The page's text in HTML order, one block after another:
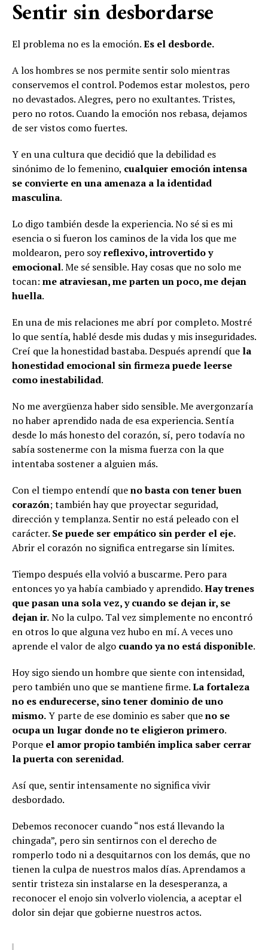
Sentir sin desbordarse
El problema no es la emoción.Es el desborde.
A los hombres se nos permite sentir solo mientras
conservemos el control. Podemos estar molestos, pero
no devastados. Alegres, pero no exultantes. Tristes,
pero no rotos. Cuando la emoción nos rebasa, dejamos
de ser vistos como fuertes.
Y en una cultura que decidió que la debilidad es
sinónimo de lo femenino, cualquier emoción intensa
se convierte en una amenaza a la identidad
masculina.
Lo digo también desde la experiencia. No sé si es mi
esencia o si fueron los caminos de la vida los que me
moldearon, pero soyreflexivo, introvertido y
emocional. Me sé sensible. Hay cosas que no solo me
tocan: me atraviesan, me parten un poco, me dejan
huella.
En una de mis relaciones me abrí por completo. Mostré
lo que sentía, hablé desde mis dudas y mis inseguridades.
Creí que la honestidad bastaba. Después aprendí que la
honestidad emocional sin firmeza puede leerse
como inestabilidad.
No me avergüenza haber sido sensible. Me avergonzaría
no haber aprendido nada de esa experiencia. Sentía
desde lo más honesto del corazón, sí, pero todavía no
sabía sostenerme con la misma fuerza con la que
intentaba sostener a alguien más.
Con el tiempo entendí queno basta con tener buen
corazón; también hay que proyectar seguridad,
dirección y templanza. Sentir no está peleado con el
carácter. Se puede ser empático sin perder el eje.
Abrir el corazón no significa entregarse sin límites.
Tiempo después ella volvió a buscarme. Pero para
entonces yo ya había cambiado y aprendido.Hay trenes
que pasan una sola vez, y cuando se dejan ir, se
dejan ir.No la culpo. Tal vez simplemente no encontró
en otros lo que alguna vez hubo en mí. A veces uno
aprende el valor de algo cuando ya no está disponible.
Hoy sigo siendo un hombre que siente con intensidad,
pero también uno que se mantiene firme.La fortaleza
no es endurecerse, sino tener dominio de uno
mismo.Y parte de ese dominio es saber queno se
ocupa un lugar donde no te eligieron primero.
Porque el amor propio también implica saber cerrar
la puerta con serenidad.
Así que, sentir intensamente no significa vivir
desbordado.
Debemos reconocer cuando “nos está llevando la
chingada”, pero sin sentirnos con el derecho de
romperlo todo ni a desquitarnos con los demás, que no
tienen la culpa de nuestros malos días. Aprendamos a
sentir tristeza sin instalarse en la desesperanza, a
reconocer el enojo sin volverlo violencia, a aceptar el
dolor sin dejar que gobierne nuestros actos.